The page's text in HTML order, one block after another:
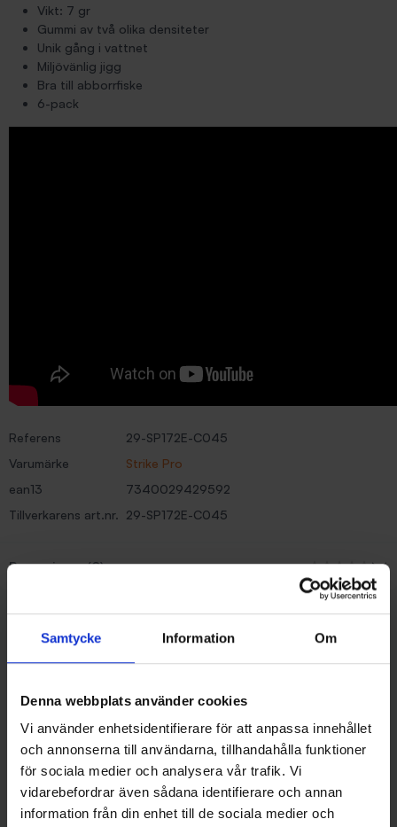
Samtycke Information Om
Denna webbplats använder cookies
Vi använder enhetsidentifierare för att anpassa innehållet
och annonserna till användarna, tillhandahålla funktioner
för sociala medier och analysera vår trafik. Vi
vidarebefordrar även sådana identifierare och annan
information från din enhet till de sociala medier och
Vikt: 7 gr
Gummi av två olika densiteter
Unik gång i vattnet
Miljövänlig jigg
Bra till abborrfiske
6-pack
Referens
29-SP172E-C045
Varumärke
Strike Pro
ean13
7340029429592
Tillverkarens art.nr. 29-SP172E-C045
Recensioner (0)
Liknande produkter